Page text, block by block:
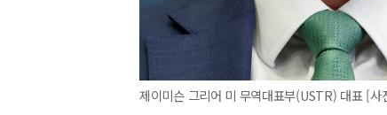
제이미슨 그리어 미 무역대표부(USTR) 대표 [사